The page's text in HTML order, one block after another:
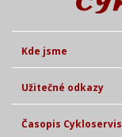
Kde jsme
Užitečné odkazy
Časopis Cykloservis